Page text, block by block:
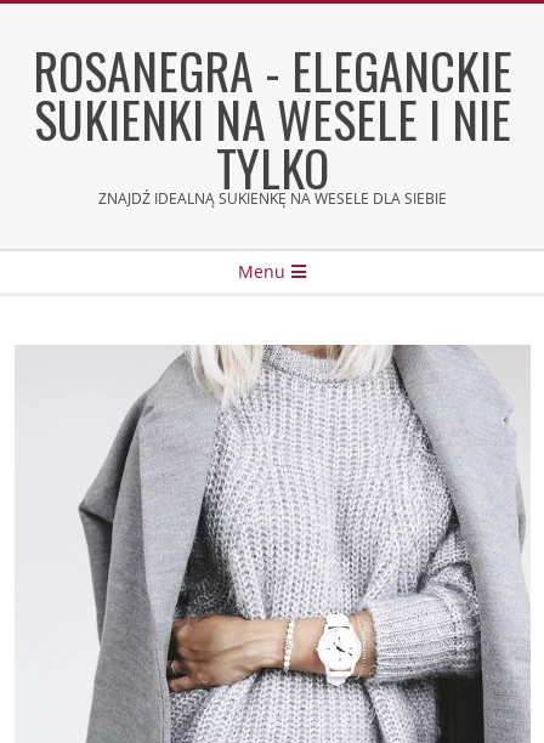
contentROSANEGRA - ELEGANCKIE
SUKIENKI NA WESELE I NIE
TYLKO
ZNAJDŹ IDEALNĄ SUKIENKĘ NA WESELE DLA SIEBIE
Menu